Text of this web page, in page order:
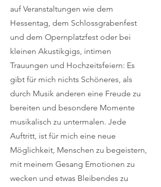
auf Veranstaltungen wie dem
Hessentag, dem Schlossgrabenfest
und dem Opernplatzfest oder bei
kleinen Akustikgigs, intimen
Trauungen und Hochzeitsfeiern: Es
gibt für mich nichts Schöneres, als
durch Musik anderen eine Freude zu
bereiten und besondere Momente
musikalisch zu untermalen. Jede
Auftritt, ist für mich eine neue
Möglichkeit, Menschen zu begeistern,
mit meinem Gesang Emotionen zu
wecken und etwas Bleibendes zu